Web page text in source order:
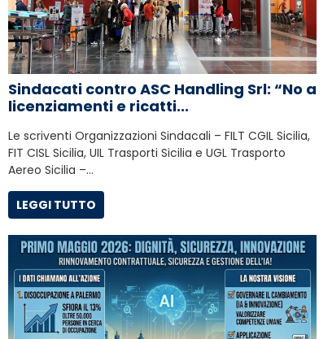
Sindacati contro ASC Handling Srl: “No a
licenziamenti e ricatti...
Le scriventi Organizzazioni Sindacali – FILT CGIL Sicilia,
FIT CISL Sicilia, UIL Trasporti Sicilia e UGL Trasporto
Aereo Sicilia –…
LEGGI TUTTO